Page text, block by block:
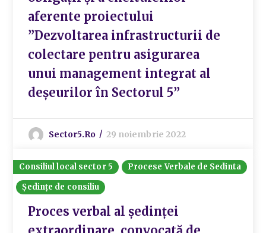
aferente proiectului
”Dezvoltarea infrastructurii de
colectare pentru asigurarea
unui management integrat al
deșeurilor în Sectorul 5”
Sector5.ro 29 noiembrie 2022
Consiliul local sector 5
Procese Verbale de Sedinta
Ședințe de consiliu
Proces verbal al ședinței